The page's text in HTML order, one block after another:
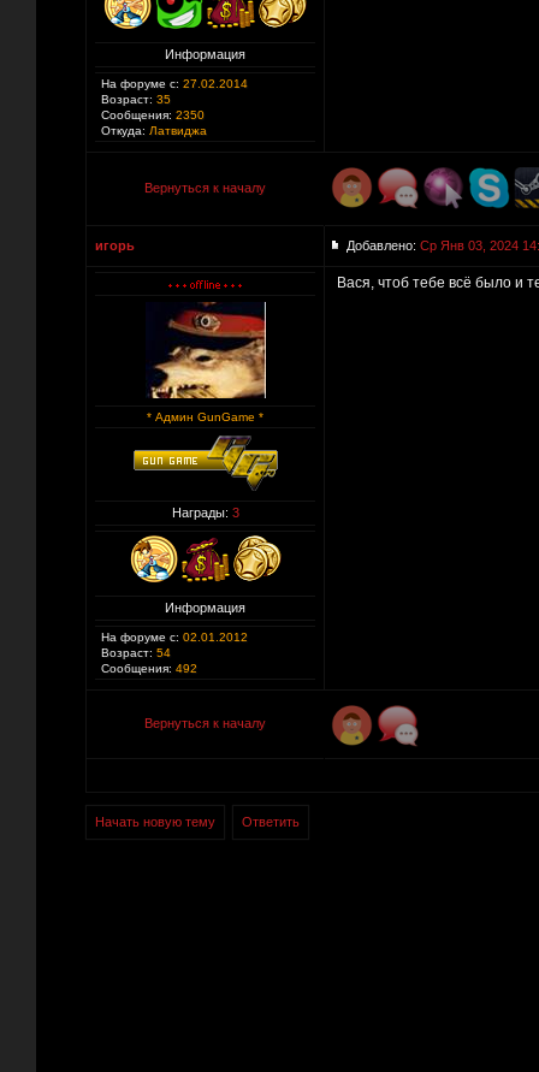
Информация
На форуме с: 27.02.2014
Возраст: 35
Сообщения: 2350
Откуда: Латвиджа
Вернуться к началу
игорь Добавлено: Ср Янв 03, 2024
* Админ GunGame *
Награды: 3
Информация
На форуме с: 02.01.2012
Возраст: 54
Сообщения: 492
Вася, чтоб тебе всё было и
Вернуться к началу
Начать новую тему Ответить